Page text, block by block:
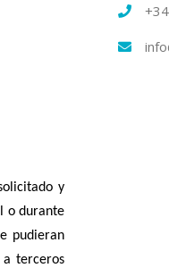
y
o durante
pudieran
terceros